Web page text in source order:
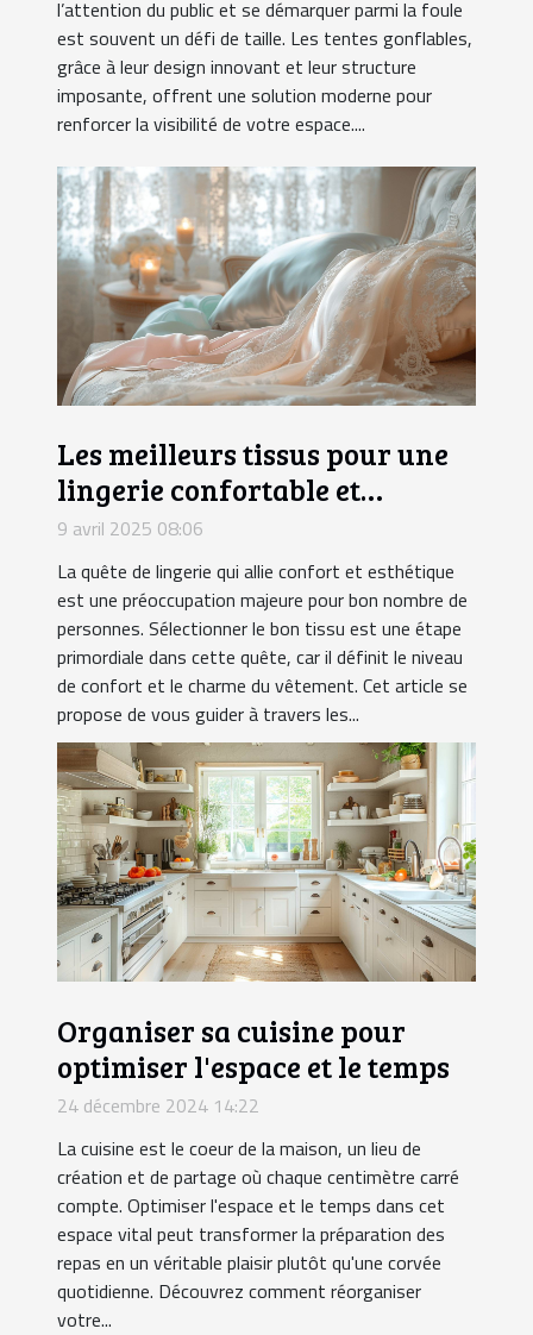
l’attention du public et se démarquer parmi la foule
est souvent un défi de taille. Les tentes gonflables,
grâce à leur design innovant et leur structure
imposante, offrent une solution moderne pour
renforcer la visibilité de votre espace....
Les meilleurs tissus pour une
lingerie confortable et
attrayante
9 avril 2025 08:06
La quête de lingerie qui allie confort et esthétique
est une préoccupation majeure pour bon nombre de
personnes. Sélectionner le bon tissu est une étape
primordiale dans cette quête, car il définit le niveau
de confort et le charme du vêtement. Cet article se
propose de vous guider à travers les...
Organiser sa cuisine pour
optimiser l'espace et le temps
24 décembre 2024 14:22
La cuisine est le coeur de la maison, un lieu de
création et de partage où chaque centimètre carré
compte. Optimiser l'espace et le temps dans cet
espace vital peut transformer la préparation des
repas en un véritable plaisir plutôt qu'une corvée
quotidienne. Découvrez comment réorganiser
votre...